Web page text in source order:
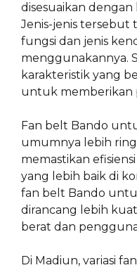
disesuaikan
Jenis-jenis tersebut
fungsi dan jenis
menggunakannya.
karakteristik yang
untuk memberikan
Fan belt Bando
umumnya lebih
memastikan
yang lebih baik di
fan belt Bando
dirancang lebih
berat dan
Di Madiun, variasi